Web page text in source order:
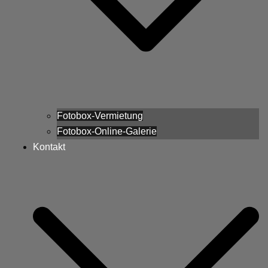
Fotobox-Vermietung
Fotobox-Online-Galerie
Kontakt